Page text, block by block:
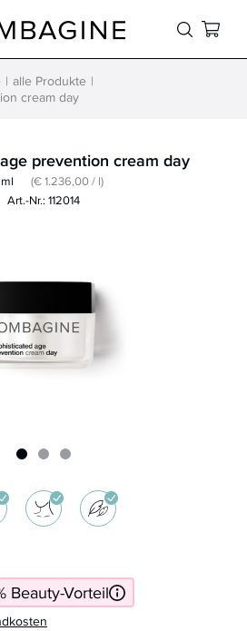
alle Produkte
cream day
prevention cream day
(€ 1.236,00 / l)
Art.-Nr.: 112014
Beauty-Vorteil